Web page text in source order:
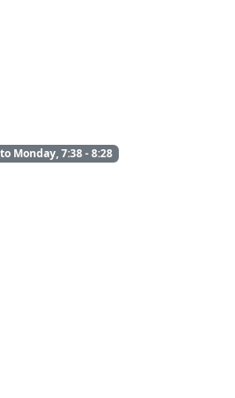
Monday, 7:38 - 8:28